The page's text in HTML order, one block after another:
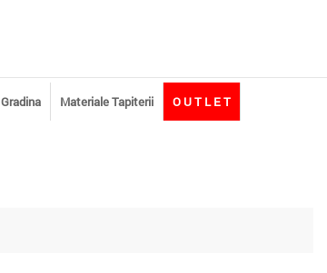
Gradina Materiale Tapiterii O U T L E T